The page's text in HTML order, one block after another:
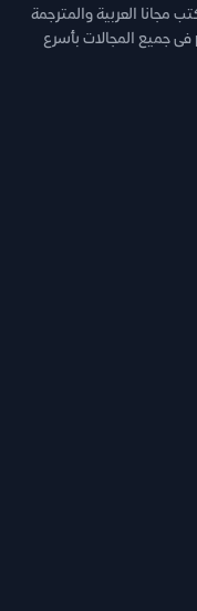
مجانا العربية والمترجمة
والروايات والقصص وغيرها من كتب مجانية pdf فى جميع المجالات بأسرع